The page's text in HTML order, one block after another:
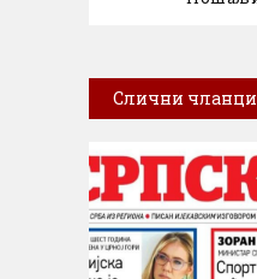
Слични чланци